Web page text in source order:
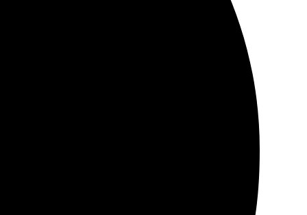
всё понравилось. Качество на высоте!
сайт. Быстрая обработка и трансформация идеи в
порадовал. Обязательно буду заказывать снова!